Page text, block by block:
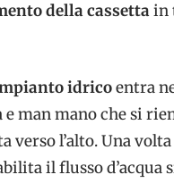
della cassettain
idricoentra
man mano che si
verso l’alto. Una
il flusso d’acqua